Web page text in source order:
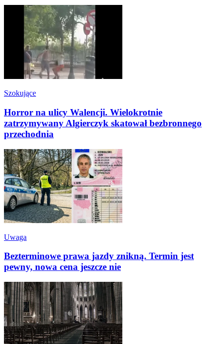
Szokujące
Horror na ulicy Walencji. Wielokrotnie
zatrzymywany Algierczyk skatował bezbronnego
przechodnia
Uwaga
Bezterminowe prawa jazdy znikną. Termin jest
pewny, nowa cena jeszcze nie